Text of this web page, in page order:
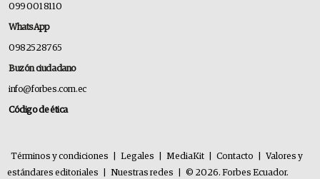
099 001 8110
WhatsApp
0982528765
Buzón ciudadano
info@forbes.com.ec
Código de ética
Términos y condiciones Legales MediaKit Contacto
Valores y
estándares editoriales
Nuestras redes
© 2026. Forbes Ecuador.